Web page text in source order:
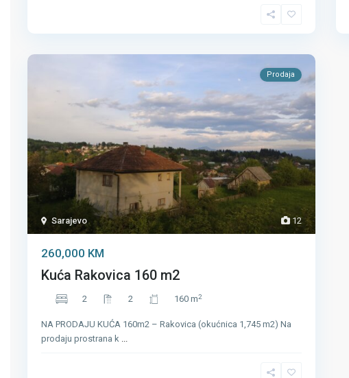
12
Sarajevo
Prodaja
260,000 KM
Kuća Rakovica 160 m2
2 2 160 m2
NA PRODAJU KUĆA 160m2 – Rakovica (okućnica 1,745 m2) Na
prodaju prostrana k ...